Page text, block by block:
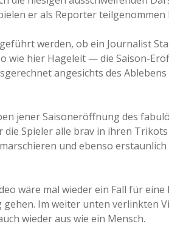
a
a
d
e
er als Reporter teilgenommen
werden, ob ein Journalist
wie hier Hageleit — die Saison-
angesichts des
jener Saisoneröffnung des
die Spieler alle brav in ihren
und ebenso
wäre mal wieder ein Fall für eine
Im weiter unten verlinkten
wieder aus wie ein Mensch.